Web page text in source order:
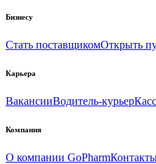
Бизнесу
Стать поставщикомОткрыть
Карьера
ВакансииВодитель-курьер
Компания
О компании GoPharm